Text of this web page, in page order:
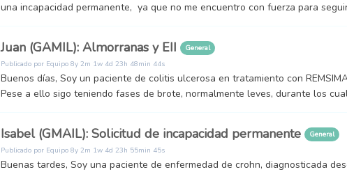
una incapacidad permanente, ya que no me encuentro con fuerza para
Juan (GAMIL): Almorranas y EII
General
Publicado por Equipo 8y 2m 1w 4d 23h 48min 44s
Buenos días, Soy un paciente de colitis ulcerosa en tratamiento con
Pese a ello sigo teniendo fases de brote, normalmente leves, durante los
Isabel (GMAIL): Solicitud de incapacidad permanente
General
Publicado por Equipo 8y 2m 1w 4d 23h 55min 45s
Buenas tardes, Soy una paciente de enfermedad de crohn, diagnosticada